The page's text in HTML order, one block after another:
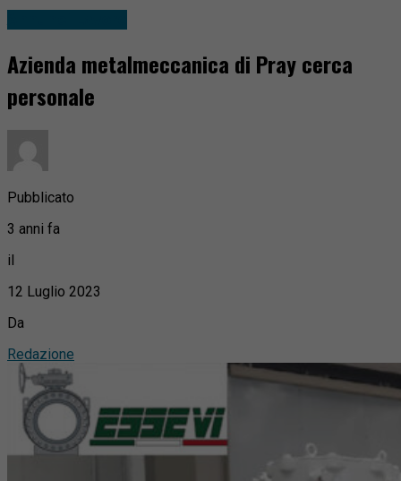
Azienda metalmeccanica di Pray cerca
personale
Pubblicato
3 anni fa
il
12 Luglio 2023
Da
Redazione